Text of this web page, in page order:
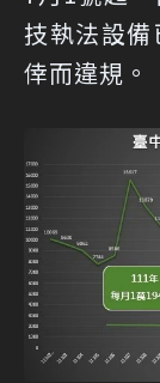
技執法設
倖而違規。